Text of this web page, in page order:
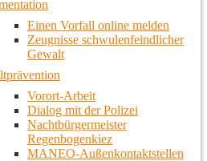
Einen Vorfall online melden
Zeugnisse schwulenfeindlicher
Gewalt
Vorort-Arbeit
Dialog mit der Polizei
Nachtbürgermeister
Regenbogenkiez
MANEO-Außenkontaktstellen